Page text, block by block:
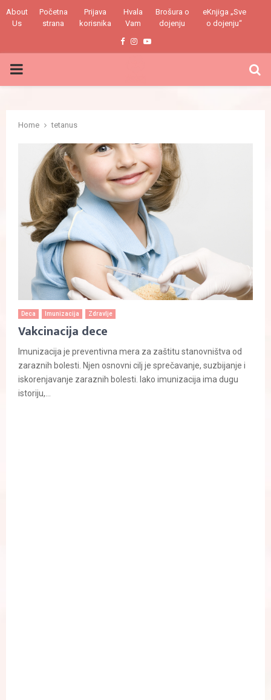
About
Us
Početna
strana
Prijava
korisnika
Hvala
Vam
Brošura o
dojenju
eKnjiga „Sve
o dojenju“
Facebook
Instagram
Youtube
PRIMARY
Home tetanus
Deca Imunizacija Zdravlje
Vakcinacija dece
Imunizacija je preventivna mera za zaštitu stanovništva od
zaraznih bolesti. Njen osnovni cilj je sprečavanje, suzbijanje i
iskorenjavanje zaraznih bolesti. Iako imunizacija ima dugu
istoriju,...